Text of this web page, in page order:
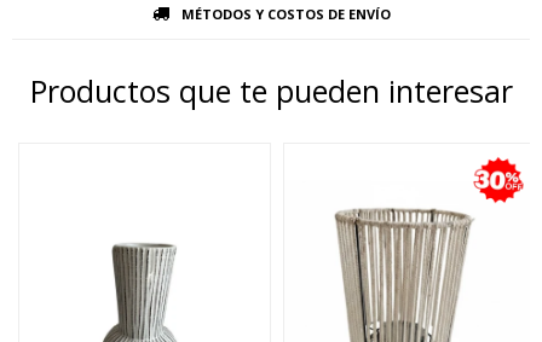
MÉTODOS Y COSTOS DE ENVÍO
Productos que te pueden interesar